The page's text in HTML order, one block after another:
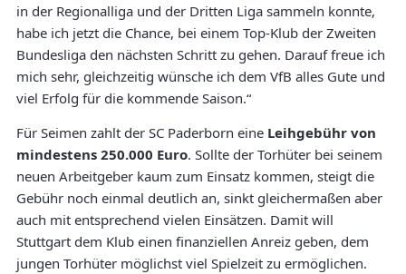
in der Regionalliga und der Dritten Liga sammeln konnte,
habe ich jetzt die Chance, bei einem Top-Klub der Zweiten
Bundesliga den nächsten Schritt zu gehen. Darauf freue ich
mich sehr, gleichzeitig wünsche ich dem VfB alles Gute und
viel Erfolg für die kommende Saison.“
Für Seimen zahlt der SC Paderborn eine Leihgebühr von
mindestens 250.000 Euro. Sollte der Torhüter bei seinem
neuen Arbeitgeber kaum zum Einsatz kommen, steigt die
Gebühr noch einmal deutlich an, sinkt gleichermaßen aber
auch mit entsprechend vielen Einsätzen. Damit will
Stuttgart dem Klub einen finanziellen Anreiz geben, dem
jungen Torhüter möglichst viel Spielzeit zu ermöglichen.